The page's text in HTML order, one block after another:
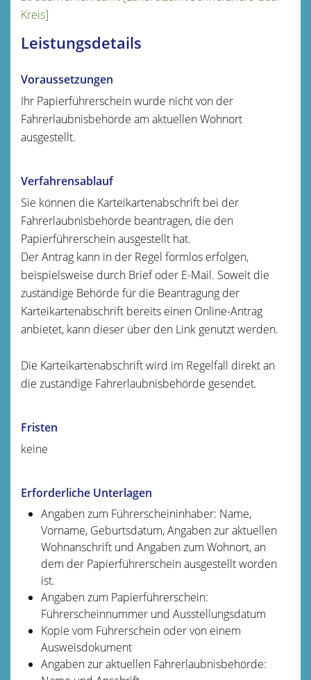
Kreis]
Leistungsdetails
Voraussetzungen
Ihr Papierführerschein wurde nicht von der
Fahrerlaubnisbehörde am aktuellen Wohnort
ausgestellt.
Verfahrensablauf
Sie können die Karteikartenabschrift bei der
Fahrerlaubnisbehörde beantragen, die den
Papierführerschein ausgestellt hat.
Der Antrag kann in der Regel formlos erfolgen,
beispielsweise durch Brief oder E-Mail. Soweit die
zuständige Behörde für die Beantragung der
Karteikartenabschrift bereits einen Online-Antrag
anbietet, kann dieser über den Link genutzt werden.
Die Karteikartenabschrift wird im Regelfall direkt an
die zuständige Fahrerlaubnisbehörde gesendet.
Fristen
keine
Erforderliche Unterlagen
Angaben zum Führerscheininhaber: Name,
Vorname, Geburtsdatum, Angaben zur aktuellen
Wohnanschrift und Angaben zum Wohnort, an
dem der Papierführerscheinausgestellt worden
ist.
Angaben zum Papierführerschein:
Führerscheinnummer und Ausstellungsdatum
Kopie vom Führerschein oder von einem
Ausweisdokument
Angaben zur aktuellen Fahrerlaubnisbehörde: